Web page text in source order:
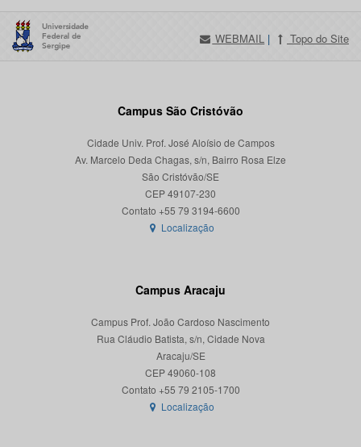
WEBMAIL | Topo do Site
Campus São Cristóvão
Cidade Univ. Prof. José Aloísio de Campos
Av. Marcelo Deda Chagas, s/n, Bairro Rosa Elze
São Cristóvão/SE
CEP 49107-230
Localização
Campus Aracaju
Campus Prof. João Cardoso Nascimento
Rua Cláudio Batista, s/n, Cidade Nova
Aracaju/SE
CEP 49060-108
Localização